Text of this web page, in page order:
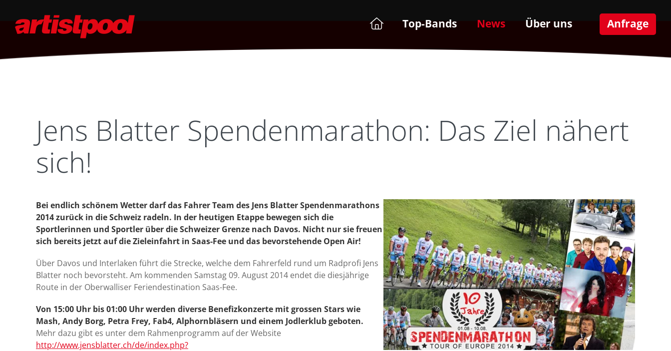
Top-Bands News Über uns Anfrage
Jens Blatter Spendenmarathon: Das Ziel nähert
sich!
Bei endlich schönem Wetter darf das Fahrer Team des Jens Blatter Spendenmarathons
2014 zurück in die Schweiz radeln. In der heutigen Etappe bewegen sich die
Sportlerinnen und Sportler über die Schweizer Grenze nach Davos. Nicht nur sie freuen
sich bereits jetzt auf die Zieleinfahrt in Saas-Fee und das bevorstehende Open Air!
Über Davos und Interlaken führt die Strecke, welche dem Fahrerfeld rund um Radprofi Jens
Blatter noch bevorsteht. Am kommenden Samstag 09. August 2014 endet die diesjährige
Route in der Oberwalliser Feriendestination Saas-Fee.
Von 15:00 Uhr bis 01:00 Uhr werden diverse Benefizkonzerte mit grossen Stars wie
Mash, Andy Borg, Petra Frey, Fab4, Alphornbläsern und einem Jodlerklub geboten.
Mehr dazu gibt es unter dem Rahmenprogramm auf der Website
http://www.jensblatter.ch/de/index.php?